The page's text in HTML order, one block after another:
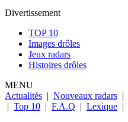
Divertissement
TOP 10
Images drôles
Jeux radars
Histoires drôles
MENU
Actualités | Nouveaux radars |
| Top 10 | F.A.Q | Lexique |